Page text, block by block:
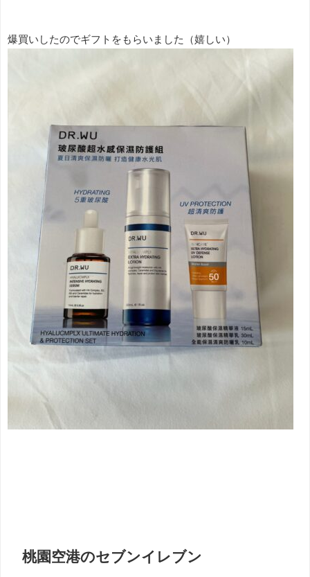
爆買いしたのでギフトをもらいました（嬉しい）
桃園空港のセブンイレブン